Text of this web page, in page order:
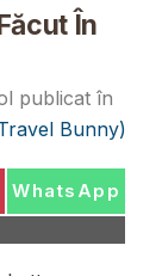
În
Bunny)
Share
WhatsApp